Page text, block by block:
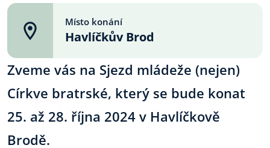
Místo konání
Havlíčkův Brod
Zveme vás na Sjezd mládeže (nejen)
Církve bratrské, který se bude konat
25. až 28. října 2024 v Havlíčkově
Brodě.